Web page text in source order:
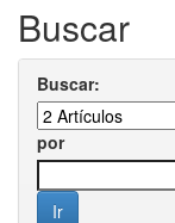
Buscar
Buscar:
por